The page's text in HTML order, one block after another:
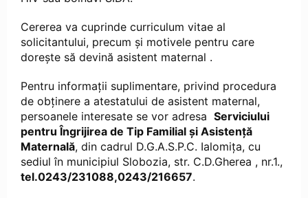
Cererea va cuprinde curriculum vitae al
solicitantului, precum şi motivele pentru care
doreşte să devină asistent maternal .
Pentru informații suplimentare, privind procedura
de obținere a atestatului de asistent maternal,
persoanele interesate se vor adresa Serviciului
pentru Îngrijirea de Tip Familial și Asistență
Maternală, din cadrul D.G.A.S.P.C. Ialomița, cu
sediul în municipiul Slobozia, str. C.D.Gherea , nr.1.,
tel.0243/231088,0243/216657.